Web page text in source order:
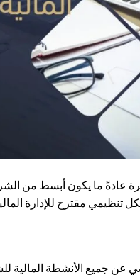
عادةً ما يكون أبسط من
تنظيمي مقترح للإدارة
جميع الأنشطة المالية